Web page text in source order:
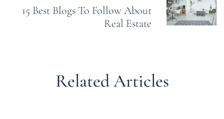
15 Best Blogs To Follow About
Real Estate
Related Articles